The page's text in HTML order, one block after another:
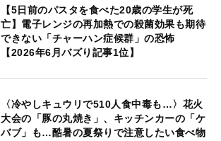
【5日前のパスタを食べた20歳の学生が死
亡】電子レンジの再加熱での殺菌効果も期待
できない「チャーハン症候群」の恐怖
【2026年6月バズり記事1位】
〈冷やしキュウリで510人食中毒も…〉花火
大会の「豚の丸焼き」、キッチンカーの「ケ
バブ」も…酷暑の夏祭りで注意したい食べ物